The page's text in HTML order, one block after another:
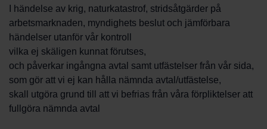
I händelse av krig, naturkatastrof, stridsåtgärder på
arbetsmarknaden, myndighets beslut och jämförbara
händelser utanför vår kontroll
vilka ej skäligen kunnat förutses,
och påverkar ingångna avtal samt utfästelser från vår sida,
som gör att vi ej kan hålla nämnda avtal/utfästelse,
skall utgöra grund till att vi befrias från våra förpliktelser att
fullgöra nämnda avtal